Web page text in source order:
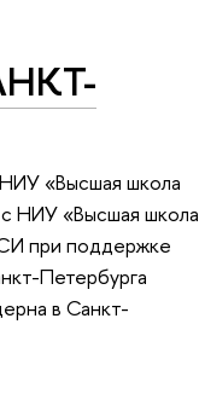
«Высшая школа
НИУ «Высшая школа
при поддержке
Петербурга
в Санкт-